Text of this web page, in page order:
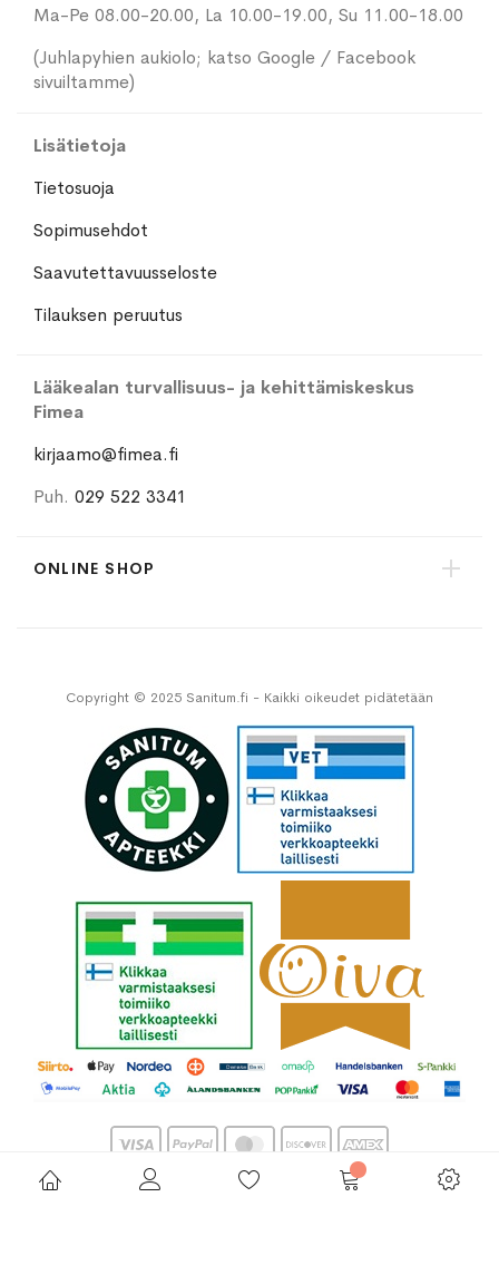
Ma-Pe 08.00-20.00, La 10.00-19.00, Su 11.00-18.00
(Juhlapyhien aukiolo; katso Google / Facebook
sivuiltamme)
Lisätietoja
Tietosuoja
Sopimusehdot
Saavutettavuusseloste
Tilauksen peruutus
Lääkealan turvallisuus- ja kehittämiskeskus
Fimea
kirjaamo@fimea.fi
Puh. 029 522 3341
ONLINE SHOP
Copyright © 2025 Sanitum.fi - Kaikki oikeudet pidätetään